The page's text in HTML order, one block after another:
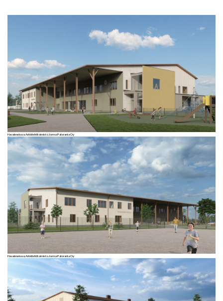
Havainnekuva Arkkitehtitoimisto Jorma Paloranta Oy
Havainnekuva Arkkitehtitoimisto Jorma Paloranta Oy